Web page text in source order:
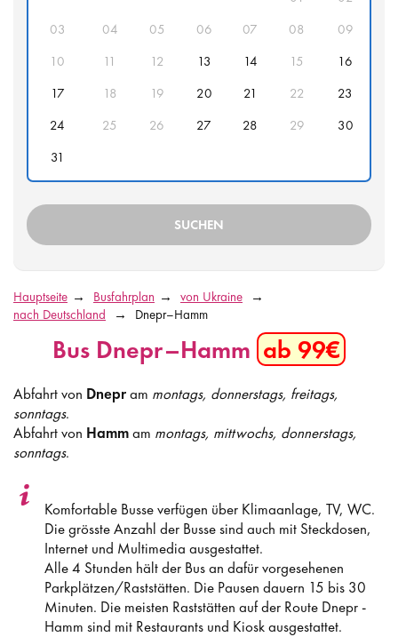
03
04 05 06 07 08
09
10
11 12 13 14 15
16
17
18 19 20 21 22
23
24
25 26 27 28 29
30
31
Hauptseite Busfahrplan
von Ukraine
nach Deutschland
Dnepr–Hamm
Bus Dnepr–Hamm ab 99€
Abfahrt von Dnepram montags, donnerstags, freitags,
sonntags.
Abfahrt von Hammam montags, mittwochs, donnerstags,
sonntags.
Komfortable Busse verfügen über Klimaanlage, TV, WC.
Die grösste Anzahl der Busse sind auch mit Steckdosen,
Internet und Multimedia ausgestattet.
Alle 4 Stunden hält der Bus an dafür vorgesehenen
Parkplätzen/Raststätten. Die Pausen dauern 15 bis 30
Minuten. Die meisten Raststätten auf der Route Dnepr -
Hamm sind mit Restaurants und Kiosk ausgestattet.